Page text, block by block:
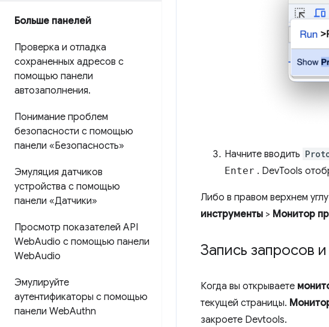
Больше панелей
Проверка и отладка
сохраненных адресов с
помощью панели
автозаполнения.
Понимание проблем
безопасности с помощью
панели «Безопасность»
Эмуляция датчиков
устройства с помощью
панели «Датчики»
Просмотр показателей API
WebAudio с помощью панели
WebAudio
Эмулируйте
аутентификаторы с помощью
панели WebAuthn
Начните вводить
Enter . DevTools
Либо в правом верхнем
инструменты > Монитор
Запись запросов
Когда вы открываете
текущей страницы.
закроете Devtools.